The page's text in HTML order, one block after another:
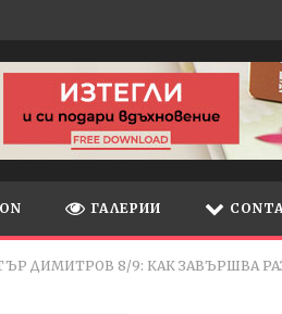
ГАЛЕРИИ
ДИМИТРОВ 8/9: КАК ЗАВЪРШВА